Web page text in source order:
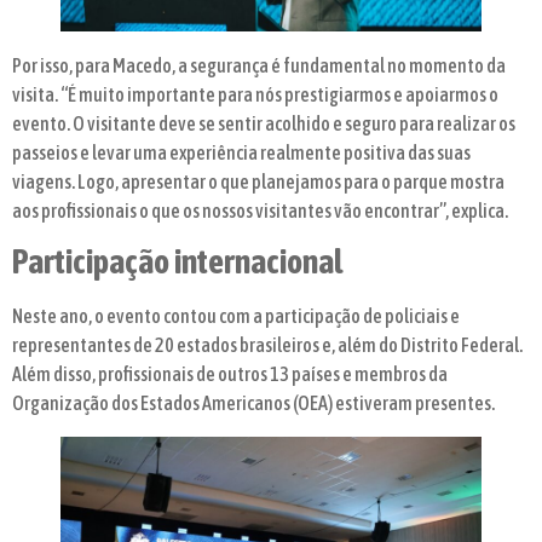
Por isso, para Macedo, a segurança é fundamental no momento da
visita. “É muito importante para nós prestigiarmos e apoiarmos o
evento. O visitante deve se sentir acolhido e seguro para realizar os
passeios e levar uma experiência realmente positiva das suas
viagens. Logo, apresentar o que planejamos para o parque mostra
aos profissionais o que os nossos visitantes vão encontrar”, explica.
Participação internacional
Neste ano, o evento contou com a participação de policiais e
representantes de 20 estados brasileiros e, além do Distrito Federal.
Além disso, profissionais de outros 13 países e membros da
Organização dos Estados Americanos (OEA) estiveram presentes.